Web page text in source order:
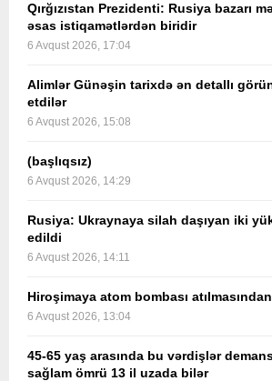
Qırğızıstan Prezidenti: Rusiya bazarı
əsas istiqamətlərdən biridir
6 Avqust 2026, 17:04
Alimlər Günəşin tarixdə ən detallı
etdilər
6 Avqust 2026, 15:08
(başlıqsız)
6 Avqust 2026, 14:29
Rusiya: Ukraynaya silah daşıyan iki
edildi
6 Avqust 2026, 14:11
Hiroşimaya atom bombası
6 Avqust 2026, 13:04
45-65 yaş arasında bu vərdişlər
sağlam ömrü 13 il uzada bilər